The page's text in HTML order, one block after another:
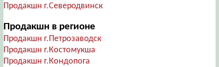
Продакшн г.Северодвинск
Продакшн в регионе
Продакшн г.Петрозаводск
Продакшн г.Костомукша
Продакшн г.Кондопога